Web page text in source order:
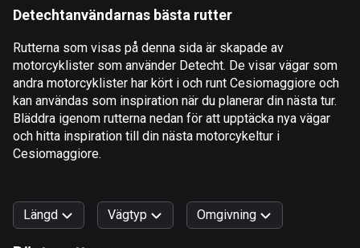
Algeriet
Amerikanska Jungfruöarna
1 rutt
Andorra
62 rutter
1 rutt
Detechtanvändarnas bästa rutter
Rutterna som visas på denna sida är skapade av
motorcyklister som använder Detecht. De visar vägar som
andra motorcyklister har kört i och runt Cesiomaggiore och
kan användas som inspiration när du planerar din nästa tur.
Bläddra igenom rutterna nedan för att upptäcka nya vägar
och hitta inspiration till din nästa motorcykeltur i
Cesiomaggiore.
Längd Vägtyp Omgivning